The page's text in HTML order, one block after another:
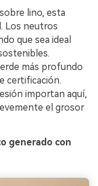
lino, esta
Los neutros
que sea ideal
más profundo
certificación.
importan aquí,
el grosor
generado con